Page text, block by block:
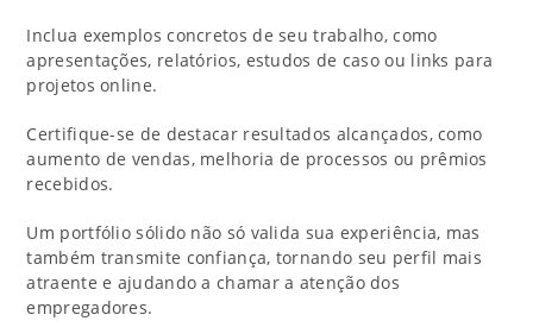
Inclua exemplos concretos de seu trabalho, como
apresentações, relatórios, estudos de caso ou links para
projetos online.
Certifique-se de destacar resultados alcançados, como
aumento de vendas, melhoria de processos ou prêmios
recebidos.
Um portfólio sólido não só valida sua experiência, mas
também transmite confiança, tornando seu perfil mais
atraente e ajudando a chamar a atenção dos
empregadores.